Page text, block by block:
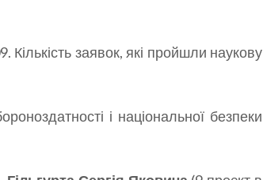
Кількість заявок, які пройшли наукову
і національної безпеки